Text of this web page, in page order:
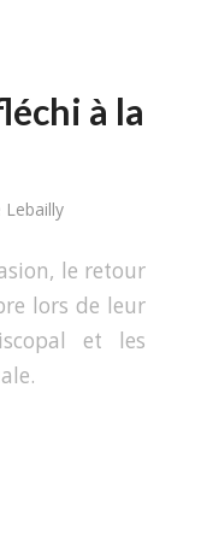
à la
Lebailly
le retour
lors de leur
et les